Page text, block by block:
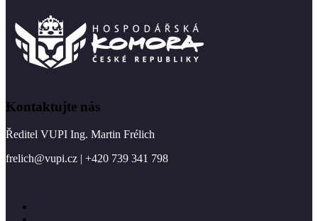
Kontaktujte nás
Ředitel VUPI Ing. Martin Frélich
frelich@vupi.cz | +420 739 341 798